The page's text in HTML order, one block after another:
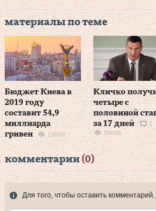
материалы по теме
Бюджет Киева в
2019 году
составит 54,9
миллиарда
гривен
13980
Кличко
четыре с
половиной
за 17 дней
1
38646
комментарии (0)
Для того, чтобы оставить